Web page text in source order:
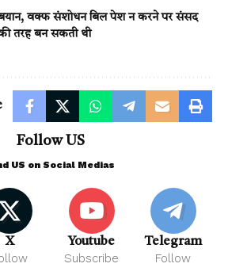
वक्फ संशोधन बिल पेश न करने पर संसद
तरह बन सकती थी
Follow US
US on Social Medias
X Youtube
Subscribe
Telegram
Follow